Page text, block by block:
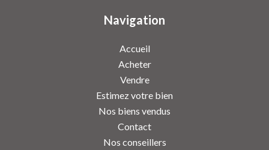
Navigation
Accueil
Acheter
Vendre
Estimez votre bien
Nos biens vendus
Contact
Nos conseillers